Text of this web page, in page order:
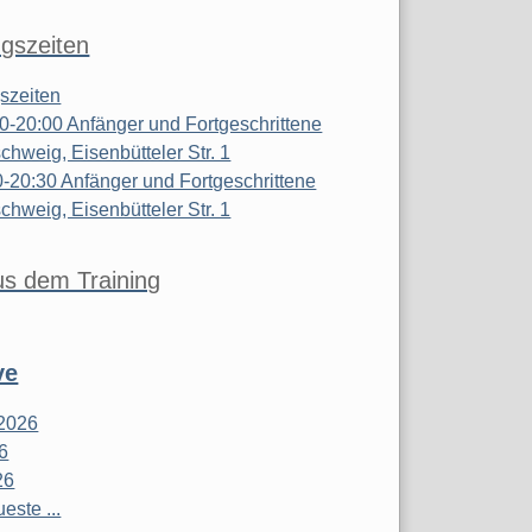
20:00 Anfänger und Fortgeschrittene
Eisenbütteler Str. 1
20:30 Anfänger und Fortgeschrittene
Eisenbütteler Str. 1
dem Training
...